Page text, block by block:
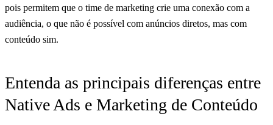
pois permitem que o time de marketing crie uma conexão com a
audiência, o que não é possível com anúncios diretos, mas com
conteúdo sim.
Entenda as principais diferenças entre
Native Ads e Marketing de Conteúdo